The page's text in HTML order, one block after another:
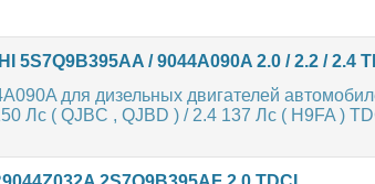
5S7Q9B395AA / 9044A090A 2.0 / 2.2 / 2.4
для дизельных двигателей
Лс ( QJBC , QJBD ) / 2.4 137 Лс ( H9FA )